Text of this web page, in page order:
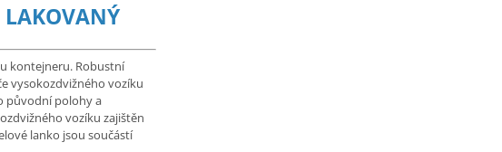
kontejneru. Robustní
vysokozdvižného vozíku
původní polohy a
vozíku zajištěn
lanko jsou součástí